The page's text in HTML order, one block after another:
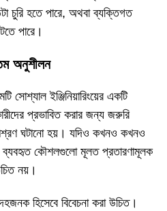
চুরি হতে পারে, অথবা ব্যক্তিগত
পারে।
অনুশীলন
সোশ্যাল ইঞ্জিনিয়ারিংয়ের একটি
প্রভাবিত করার জন্য জরুরি
ঘটানো হয়। যদিও কখনও কখনও
ব্যবহৃত কৌশলগুলো মূলত প্রতারণামূলক
নয়।
হিসেবে বিবেচনা করা উচিত।